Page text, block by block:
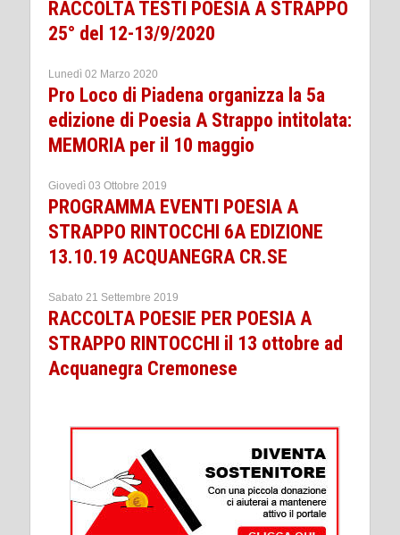
RACCOLTA TESTI POESIA A STRAPPO
25° del 12-13/9/2020
Lunedì 02 Marzo 2020
Pro Loco di Piadena organizza la 5a
edizione di Poesia A Strappo intitolata:
MEMORIA per il 10 maggio
Giovedì 03 Ottobre 2019
PROGRAMMA EVENTI POESIA A
STRAPPO RINTOCCHI 6A EDIZIONE
13.10.19 ACQUANEGRA CR.SE
Sabato 21 Settembre 2019
RACCOLTA POESIE PER POESIA A
STRAPPO RINTOCCHI il 13 ottobre ad
Acquanegra Cremonese